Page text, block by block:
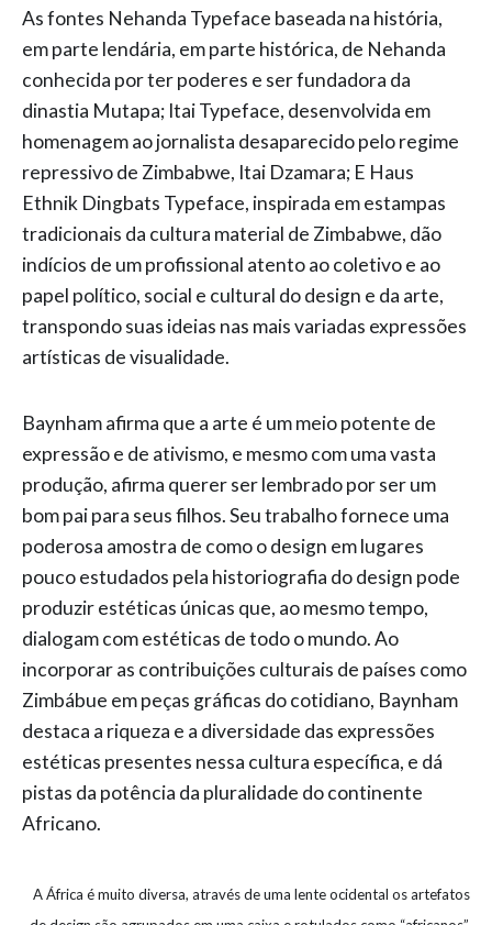
As fontes Nehanda Typeface baseada na história,
em parte lendária, em parte histórica, de Nehanda
conhecida por ter poderes e ser fundadora da
dinastia Mutapa; Itai Typeface, desenvolvida em
homenagem ao jornalista desaparecido pelo regime
repressivo de Zimbabwe, Itai Dzamara; E Haus
Ethnik Dingbats Typeface, inspirada em estampas
tradicionais da cultura material de Zimbabwe, dão
indícios de um profissional atento ao coletivo e ao
papel político, social e cultural do design e da arte,
transpondo suas ideias nas mais variadas expressões
artísticas de visualidade.
Baynham afirma que a arte é um meio potente de
expressão e de ativismo, e mesmo com uma vasta
produção, afirma querer ser lembrado por ser um
bom pai para seus filhos. Seu trabalho fornece uma
poderosa amostra de como o design em lugares
pouco estudados pela historiografia do design pode
produzir estéticas únicas que, ao mesmo tempo,
dialogam com estéticas de todo o mundo. Ao
incorporar as contribuições culturais de países como
Zimbábue em peças gráficas do cotidiano, Baynham
destaca a riqueza e a diversidade das expressões
estéticas presentes nessa cultura específica, e dá
pistas da potência da pluralidade do continente
Africano.
A África é muito diversa, através de uma lente ocidental os artefatos